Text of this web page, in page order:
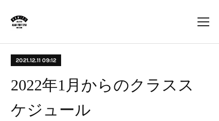
2021.12.11 09:12
2022年1月からのクラスス
ケジュール